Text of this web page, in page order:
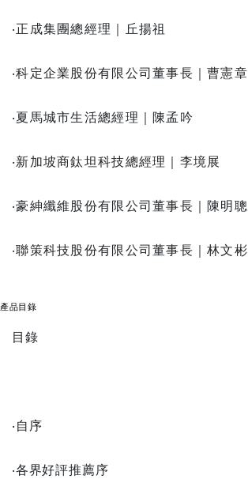
‧正成集團總經理｜丘揚祖
‧科定企業股份有限公司董事長｜曹憲章
‧夏馬城市生活總經理｜陳孟吟
‧新加坡商鈦坦科技總經理｜李境展
‧豪紳纖維股份有限公司董事長｜陳明聰
‧聯策科技股份有限公司董事長｜林文彬
產品目錄
目錄
‧自序
‧各界好評推薦序